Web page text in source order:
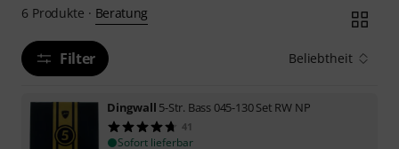
6 Produkte · Beratung
Filter Beliebtheit
Dingwall 5-Str. Bass 045-130 Set RW NP
41
Sofort lieferbar